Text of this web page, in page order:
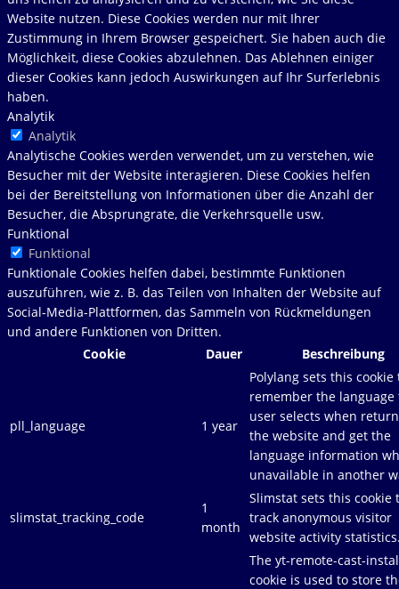
Website nutzen. Diese Cookies werden nur mit Ihrer
Zustimmung in Ihrem Browser gespeichert. Sie haben auch die
Möglichkeit, diese Cookies abzulehnen. Das Ablehnen einiger
dieser Cookies kann jedoch Auswirkungen auf Ihr Surferlebnis
haben.
Analytik
Analytik
Analytische Cookies werden verwendet, um zu verstehen, wie
Besucher mit der Website interagieren. Diese Cookies helfen
bei der Bereitstellung von Informationen über die Anzahl der
Besucher, die Absprungrate, die Verkehrsquelle usw.
Funktional
Funktional
Funktionale Cookies helfen dabei, bestimmte Funktionen
auszuführen, wie z. B. das Teilen von Inhalten der Website auf
Social-Media-Plattformen, das Sammeln von Rückmeldungen
und andere Funktionen von Dritten.
Cookie
Dauer Beschreibung
pll_language 1 year
Polylang sets this cookie
remember the language
user selects when
the website and get the
language information
unavailable in another
slimstat_tracking_code
1
month
Slimstat sets this cookie
track anonymous visitor
website activity
The yt-remote-cast-
cookie is used to store